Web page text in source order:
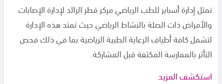
تمثل إدارة أسباير للطب الرياضي مركز قطر الرائد لإدارة الإصابات
والأمراض ذات الصلة بالنشاط الرياضي حيث تمتد هذه الإدارة
لتشمل كافة أطياف الرعاية الطبية الرياضية بما في ذلك فحص
التأثر بالممارسة المكثفة قبل المشاركة.
استكشف المزيد